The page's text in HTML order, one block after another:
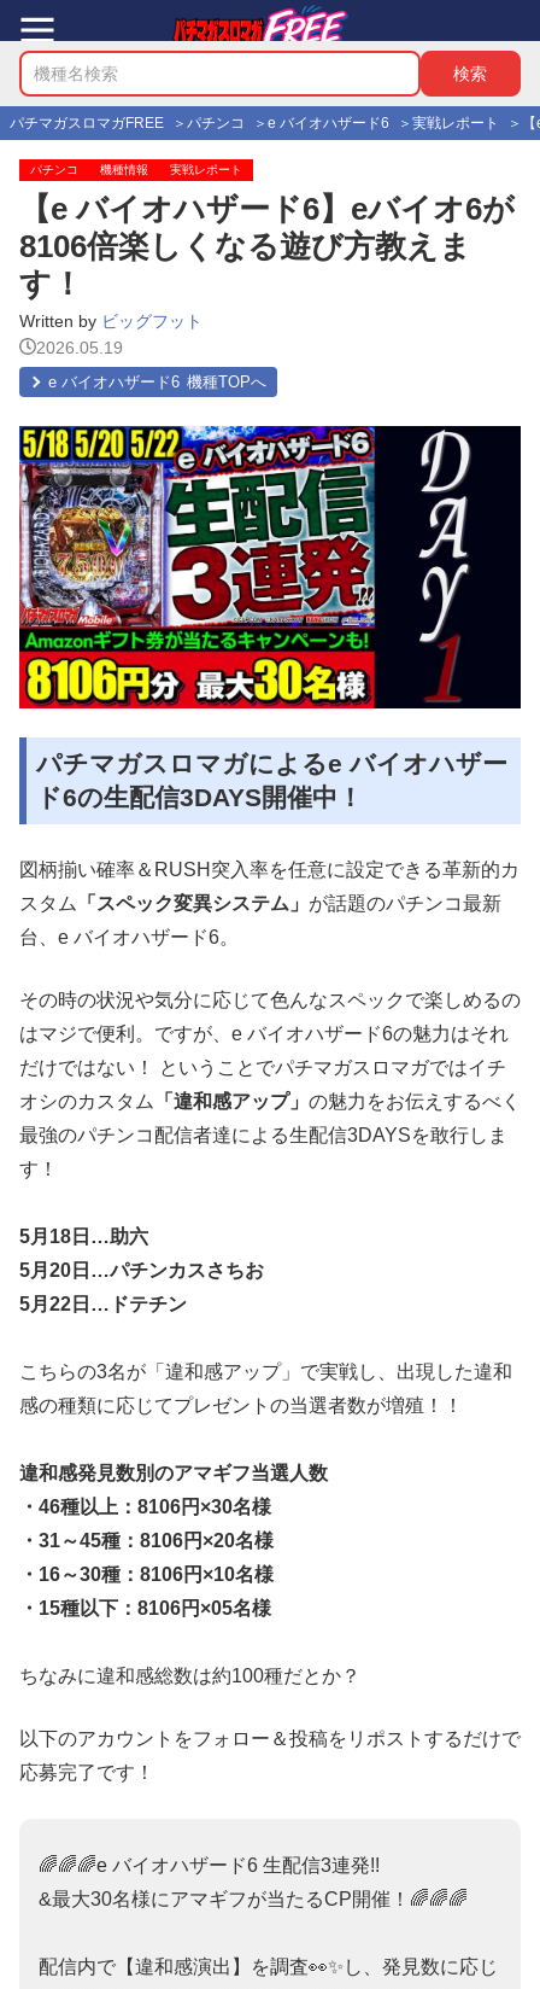
パチマガスロマガFREE パチンコ e バイオハザード6 実戦レポート
パチンコ 機種情報 実戦レポート
【e バイオハザード6】eバイオ6が
8106倍楽しくなる遊び方教えま
す！
Written by ビッグフット
2026.05.19
e バイオハザード6
パチマガスロマガによるe バイオハザー
ド6の生配信3DAYS開催中！
図柄揃い確率＆RUSH突入率を任意に設定できる革新的カ
スタム
「スペック変異システム」 が話題のパチンコ最新
台、e バイオハザード6。
その時の状況や気分に応じて色んなスペックで楽しめるの
はマジで便利。ですが、e バイオハザード6の魅力はそれ
だけではない！ ということでパチマガスロマガではイチ
オシのカスタム
「違和感アップ」 の魅力をお伝えするべく
最強のパチンコ配信者達による生配信3DAYSを敢行しま
す！
5月18日…助六
5月20日…パチンカスさちお
5月22日…ドテチン
こちらの3名が「違和感アップ」で実戦し、出現した違和
感の種類に応じてプレゼントの当選者数が増殖！！
違和感発見数別のアマギフ当選人数
・46種以上：8106円×30名様
・31～45種：8106円×20名様
・16～30種：8106円×10名様
・15種以下：8106円×05名様
ちなみに違和感総数は約100種だとか？
以下のアカウントをフォロー＆投稿をリポストするだけで
応募完了です！
🌈🌈🌈e バイオハザード6 生配信3連発!!
&最大30名様にアマギフが当たるCP開催！🌈🌈🌈
配信内で【違和感演出】を調査👀✨し、発見数に応じ